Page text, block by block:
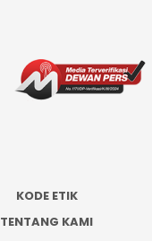
KODE ETIK
TENTANG KAMI